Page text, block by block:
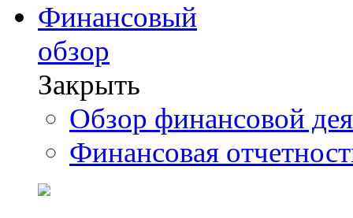
Финансовый
обзор
Закрыть
Обзор финансовой
Финансовая